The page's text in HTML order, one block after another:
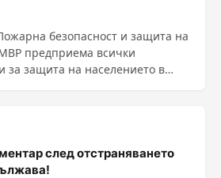
безопасност и защита на
предприема всички
за защита на населението в
след отстраняването